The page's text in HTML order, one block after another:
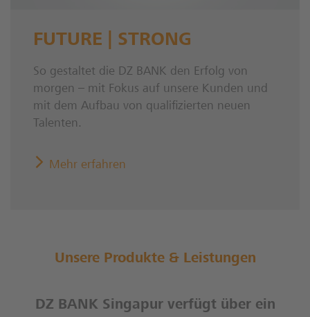
FUTURE | STRONG
So gestaltet die DZ BANK den Erfolg von
morgen – mit Fokus auf unsere Kunden und
mit dem Aufbau von qualifizierten neuen
Talenten.
Mehr erfahren
Unsere Produkte & Leistungen
DZ BANK Singapur verfügt über ein